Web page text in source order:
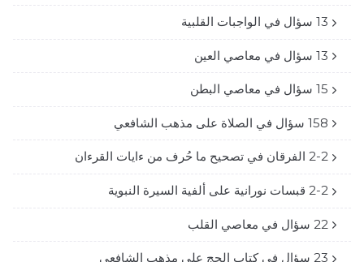
13 سؤال في الواجبات القلبية
13 سؤال في معاصي العين
15 سؤال في معاصي البطن
158 سؤال في الصلاة على مذهب الشافعي
2-2 الفرقان في تصحيح ما حُرف من ءايات القرءان
2-2 قبسات نورانية على ألفية السيرة النبوية
22 سؤال في معاصي القلب
23 سؤال في كتاب الحج على مذهب الشافعي